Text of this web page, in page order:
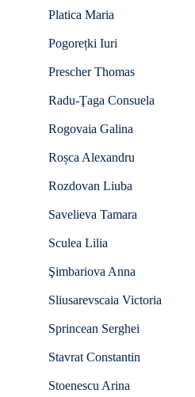
Platica Maria
Pogorețki Iuri
Prescher Thomas
Radu-Ţaga Consuela
Rogovaia Galina
Roșca Alexandru
Rozdovan Liuba
Savelieva Tamara
Sculea Lilia
Şimbariova Anna
Sliusarevscaia Victoria
Sprincean Serghei
Stavrat Constantin
Stoenescu Arina